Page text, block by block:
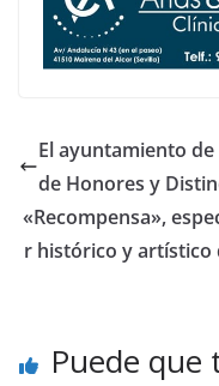
El ayuntamiento
de Honores y
«Recompensa»,
r histórico y artístico
Puede